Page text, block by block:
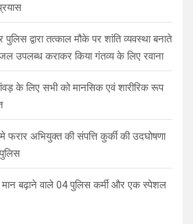
द्वारा तत्काल मौके पर शांति व्यवस्था बनाते
उपलब्ध कराकर किया गंतव्य के लिए रवाना
के लिए सभी को मानसिक एवं शारीरिक रूप
अभियुक्त की संपत्ति कुर्की की उदघोषणा
बढ़ाने वाले 04 पुलिस कर्मी और एक स्पेशल